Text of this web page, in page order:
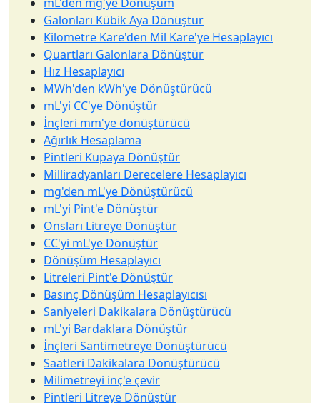
Galonları Kübik Aya Dönüştür
Kilometre Kare'den Mil Kare'ye Hesaplayıcı
Quartları Galonlara Dönüştür
Hız Hesaplayıcı
MWh'den kWh'ye Dönüştürücü
mL'yi CC'ye Dönüştür
İnçleri mm'ye dönüştürücü
Ağırlık Hesaplama
Pintleri Kupaya Dönüştür
Milliradyanları Derecelere Hesaplayıcı
mg'den mL'ye Dönüştürücü
mL'yi Pint'e Dönüştür
Onsları Litreye Dönüştür
CC'yi mL'ye Dönüştür
Dönüşüm Hesaplayıcı
Litreleri Pint'e Dönüştür
Basınç Dönüşüm Hesaplayıcısı
Saniyeleri Dakikalara Dönüştürücü
mL'yi Bardaklara Dönüştür
İnçleri Santimetreye Dönüştürücü
Saatleri Dakikalara Dönüştürücü
Milimetreyi inç'e çevir
Pintleri Litreye Dönüştür